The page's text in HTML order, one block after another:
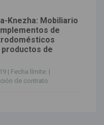
Knezha: Mobiliario
de
productos de
| Fecha límite: |
de contrato